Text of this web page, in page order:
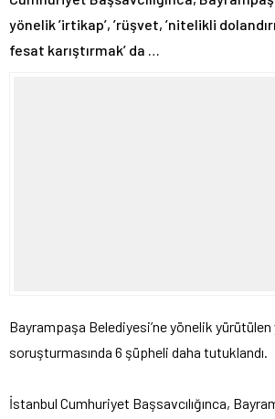
yönelik ’irtikap’, ’rüşvet, ’nitelikli
fesat karıştırmak’ da …
Bayrampaşa Belediyesi’ne yönelik
soruşturmasında 6 şüpheli daha tutuklandı.
İstanbul Cumhuriyet Başsavcılığınca,